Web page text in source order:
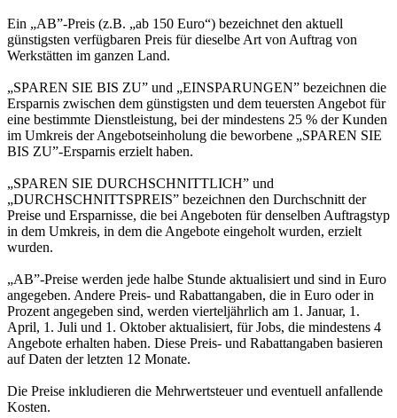
Ein „AB”-Preis (z.B. „ab 150 Euro“) bezeichnet den aktuell
günstigsten verfügbaren Preis für dieselbe Art von Auftrag von
Werkstätten im ganzen Land.
„SPAREN SIE BIS ZU” und „EINSPARUNGEN” bezeichnen die
Ersparnis zwischen dem günstigsten und dem teuersten Angebot für
eine bestimmte Dienstleistung, bei der mindestens 25 % der Kunden
im Umkreis der Angebotseinholung die beworbene „SPAREN SIE
BIS ZU”-Ersparnis erzielt haben.
„SPAREN SIE DURCHSCHNITTLICH” und
„DURCHSCHNITTSPREIS” bezeichnen den Durchschnitt der
Preise und Ersparnisse, die bei Angeboten für denselben Auftragstyp
in dem Umkreis, in dem die Angebote eingeholt wurden, erzielt
wurden.
„AB”-Preise werden jede halbe Stunde aktualisiert und sind in Euro
angegeben. Andere Preis- und Rabattangaben, die in Euro oder in
Prozent angegeben sind, werden vierteljährlich am 1. Januar, 1.
April, 1. Juli und 1. Oktober aktualisiert, für Jobs, die mindestens 4
Angebote erhalten haben. Diese Preis- und Rabattangaben basieren
auf Daten der letzten 12 Monate.
Die Preise inkludieren die Mehrwertsteuer und eventuell anfallende
Kosten.